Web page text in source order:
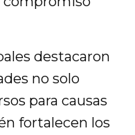
destacaron
no solo
para causas
fortalecen los